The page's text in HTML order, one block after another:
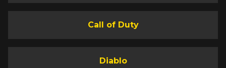
Call of Duty
Diablo